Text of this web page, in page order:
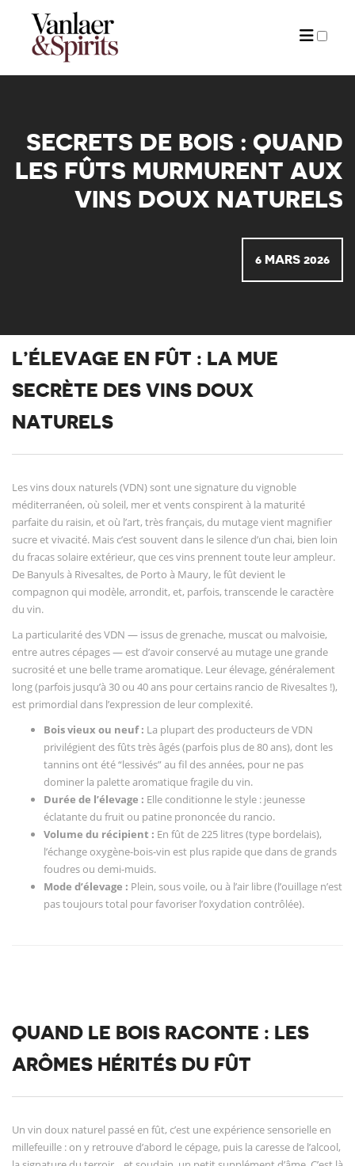
SECRETS DE BOIS : QUAND
LES FÛTS MURMURENT AUX
VINS DOUX NATURELS
6 MARS 2026
L’ÉLEVAGE EN FÛT : LA MUE
SECRÈTE DES VINS DOUX
NATURELS
Les vins doux naturels (VDN) sont une signature du vignoble
méditerranéen, où soleil, mer et vents conspirent à la maturité
parfaite du raisin, et où l’art, très français, du mutage vient magnifier
sucre et vivacité. Mais c’est souvent dans le silence d’un chai, bien loin
du fracas solaire extérieur, que ces vins prennent toute leur ampleur.
De Banyuls à Rivesaltes, de Porto à Maury, le fût devient le
compagnon qui modèle, arrondit, et, parfois, transcende le caractère
du vin.
La particularité des VDN — issus de grenache, muscat ou malvoisie,
entre autres cépages — est d’avoir conservé au mutage une grande
sucrosité et une belle trame aromatique. Leur élevage, généralement
long (parfois jusqu’à 30 ou 40 ans pour certains rancio de Rivesaltes !),
est primordial dans l’expression de leur complexité.
Bois vieux ou neuf : La plupart des producteurs de VDN
privilégient des fûts très âgés (parfois plus de 80 ans), dont les
tannins ont été “lessivés” au fil des années, pour ne pas
dominer la palette aromatique fragile du vin.
Durée de l’élevage : Elle conditionne le style : jeunesse
éclatante du fruit ou patine prononcée du rancio.
Volume du récipient : En fût de 225 litres (type bordelais),
l’échange oxygène-bois-vin est plus rapide que dans de grands
foudres ou demi-muids.
Mode d’élevage : Plein, sous voile, ou à l’air libre (l’ouillage n’est
pas toujours total pour favoriser l’oxydation contrôlée).
QUAND LE BOIS RACONTE : LES
ARÔMES HÉRITÉS DU FÛT
Un vin doux naturel passé en fût, c’est une expérience sensorielle en
millefeuille : on y retrouve d’abord le cépage, puis la caresse de l’alcool,